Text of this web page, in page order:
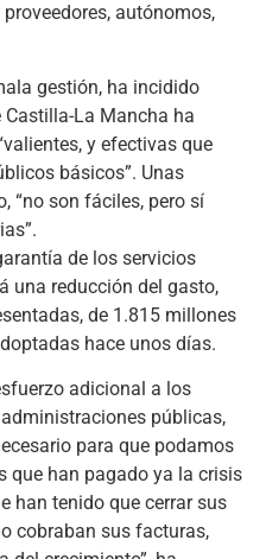
autónomos,
gestión, ha incidido
La Mancha ha
y efectivas que
básicos”. Unas
“no son fáciles, pero sí
de los servicios
una reducción del gasto,
de 1.815 millones
hace unos días.
adicional a los
públicas,
para que podamos
que han pagado ya la crisis
han tenido que cerrar sus
cobraban sus facturas,